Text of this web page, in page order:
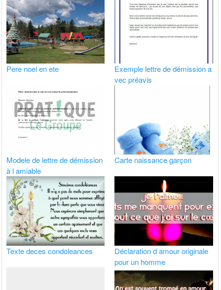
Pere noel en ete
Exemple lettre de démission a
vec préavis
Modele de lettre de démission
à l amiable
Carte naissance garçon
Texte deces condoleances
Déclaration d amour originale
pour un homme